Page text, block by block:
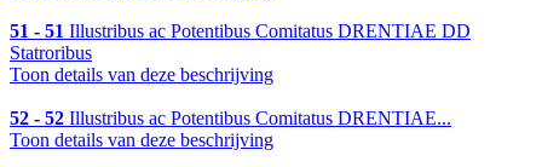
51 - 51 Illustribus ac Potentibus Comitatus DRENTIAE DD
Statroribus
Toon details van deze beschrijving
52 - 52 Illustribus ac Potentibus Comitatus DRENTIAE...
Toon details van deze beschrijving